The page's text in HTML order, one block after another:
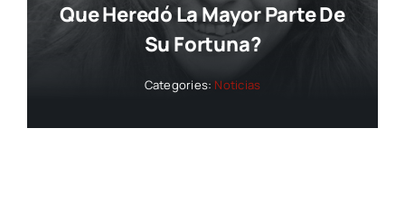
Que Heredó La Mayor Parte De
Su Fortuna?
Categories: Noticias